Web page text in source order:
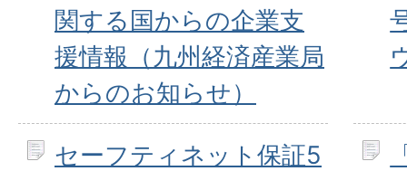
関する国からの企業支
援情報（九州経済産業局
からのお知らせ）
セーフティネット保証5